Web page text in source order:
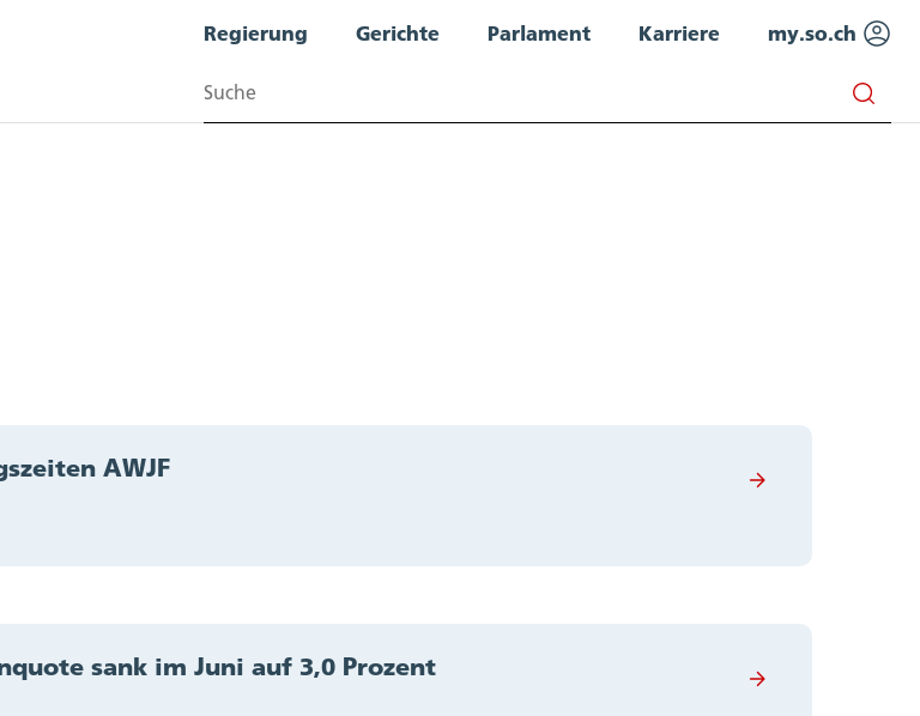
Regierung Gerichte Parlament Karriere my.so.ch
Suchen
AWJF
sank im Juni auf 3,0 Prozent